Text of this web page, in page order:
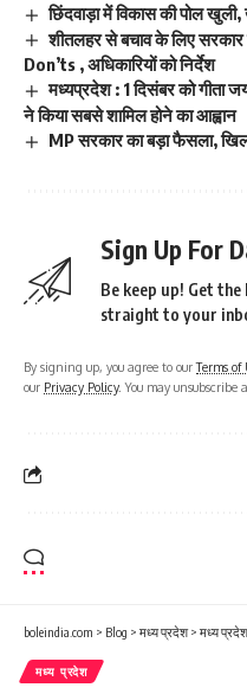
छिंदवाड़ा में विकास की पोल खुली,
शीतलहर से बचाव के लिए सरकार
Don’ts , अधिकारियों को निर्देश
मध्यप्रदेश : 1 दिसंबर को गीता
ने किया सबसे शामिल होने का आह्वान
MP सरकार का बड़ा फैसला,
Sign Up For
Be keep up! Get
straight to your
By signing up, you agree to ourTerms of
our Privacy Policy. You may unsubscribe
boleindia.com > Blog > मध्य प्रदेश> मध्य प्रदेश : 13
मध्य प्रदेश